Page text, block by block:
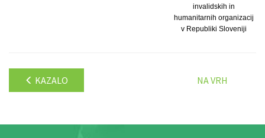
invalidskih in
humanitarnih organizacij
v Republiki Sloveniji
KAZALO NA VRH